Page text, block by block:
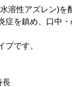
溶性アズレン)を
を鎮め、口中
プです。
長